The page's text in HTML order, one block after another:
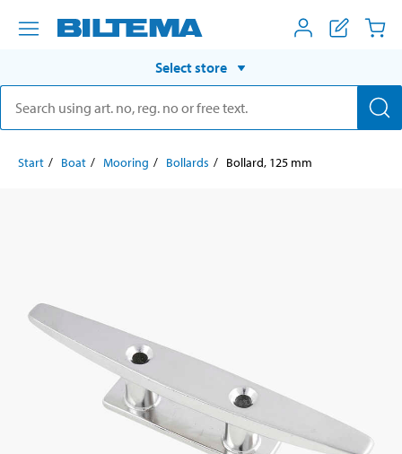
Select store
Start Boat Mooring Bollards Bollard, 125 mm